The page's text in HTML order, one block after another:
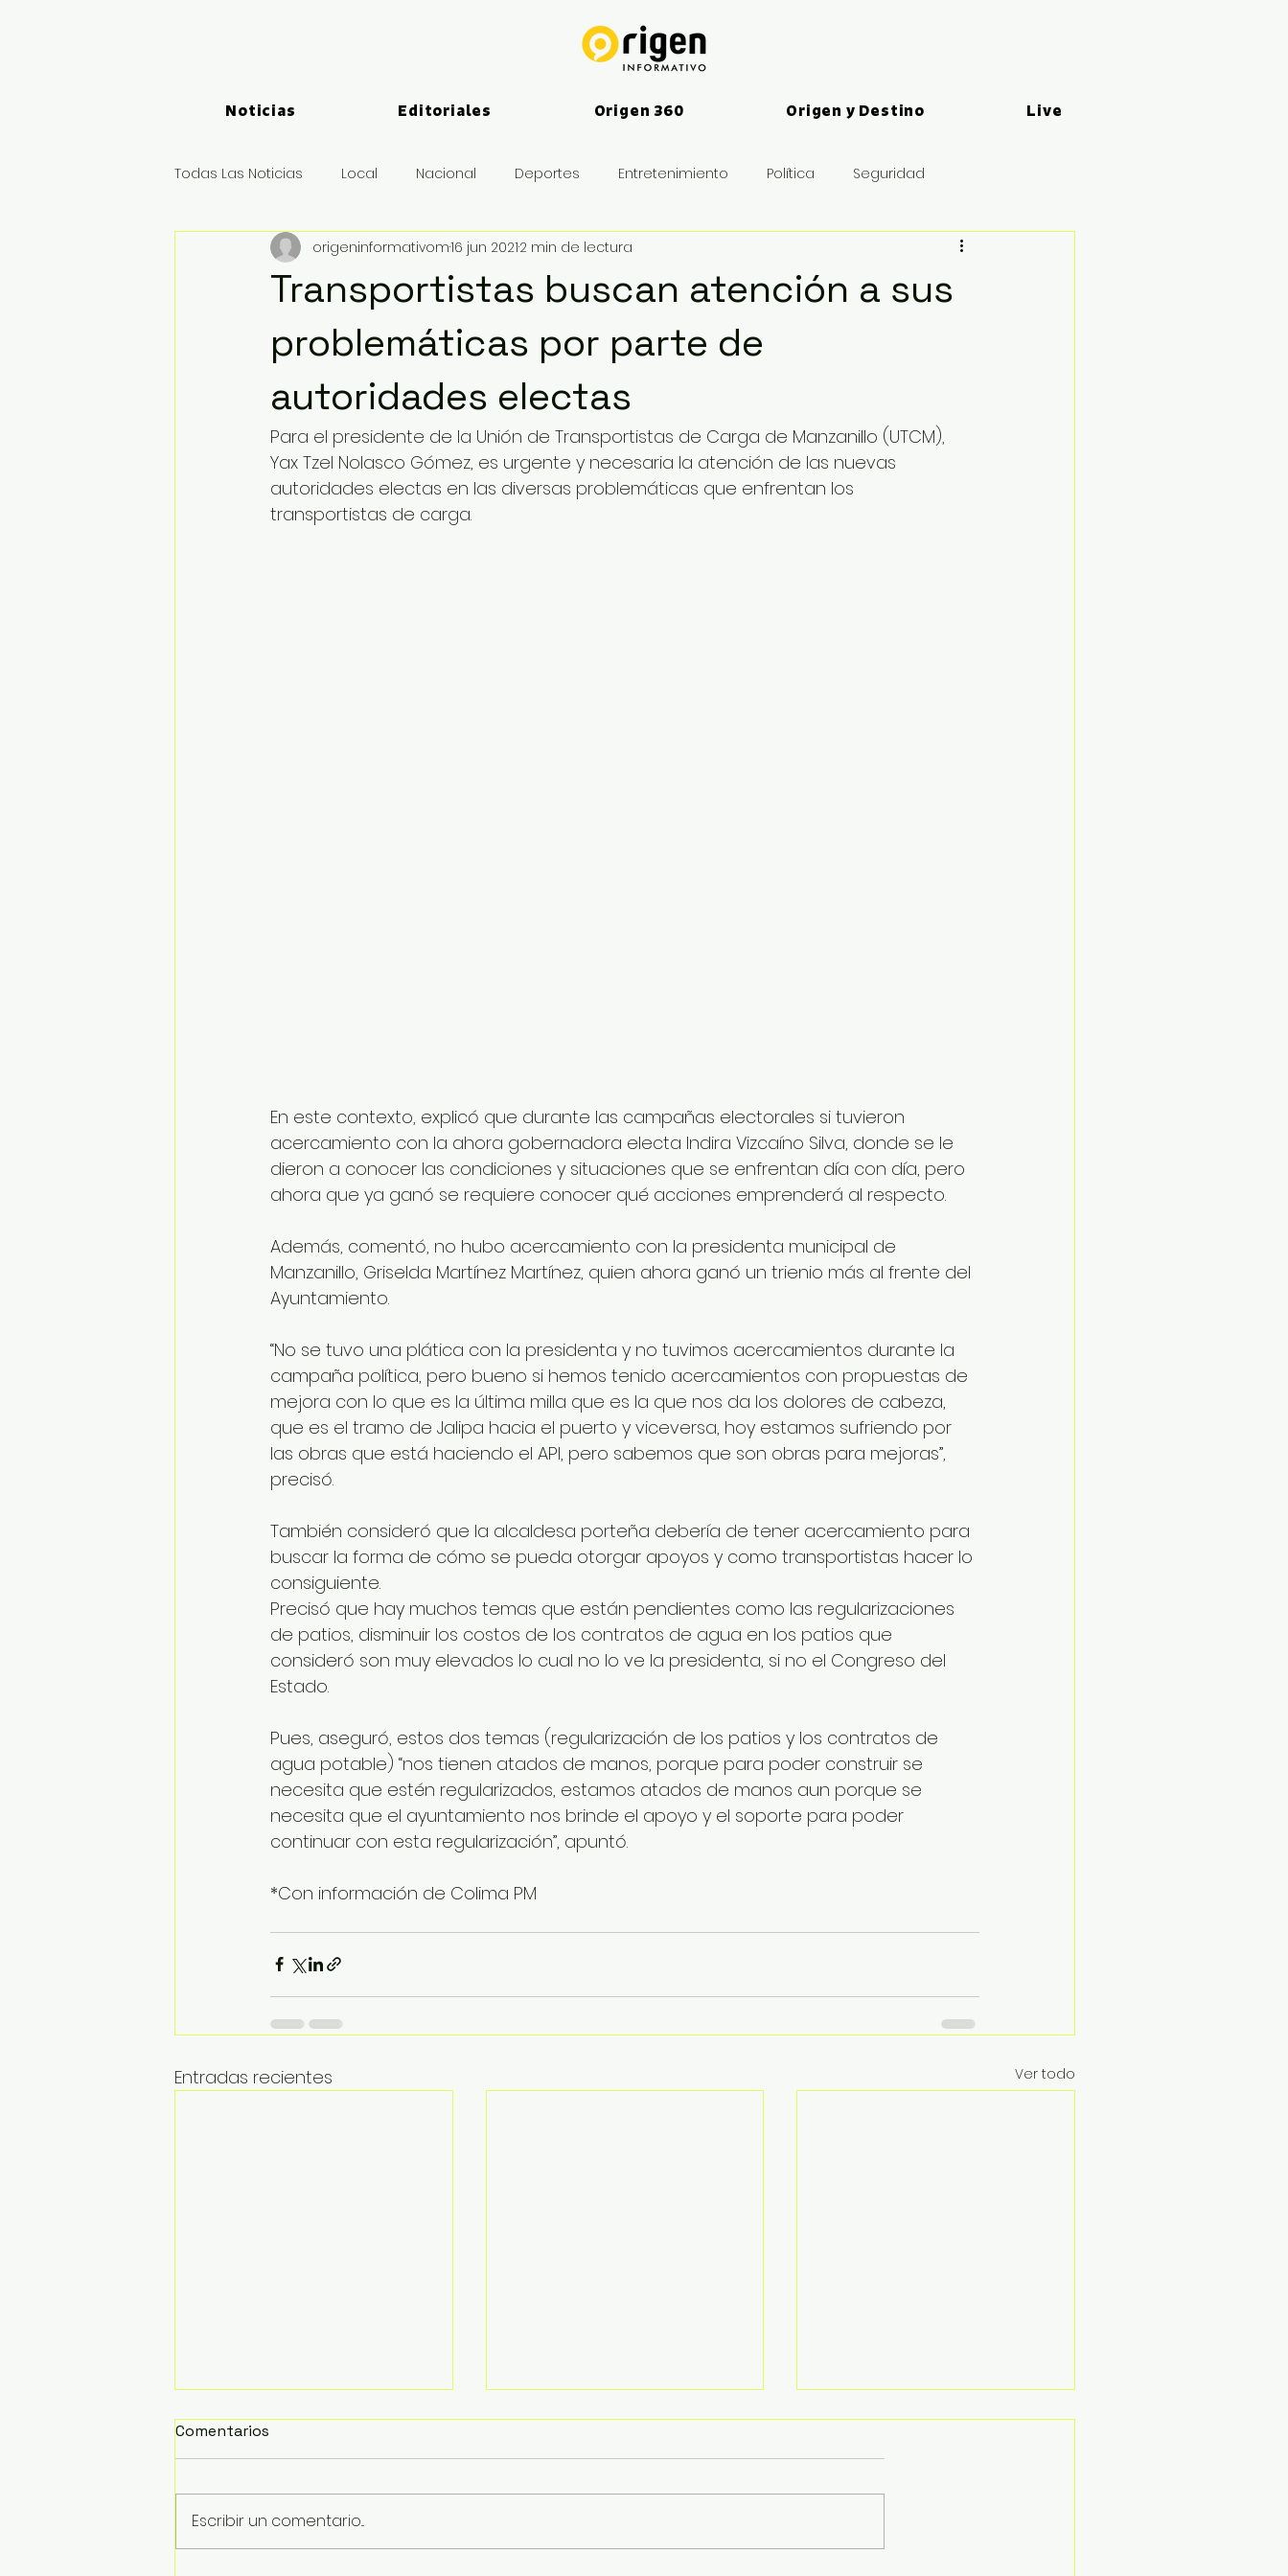
Noticias Editoriales Origen 360 Origen y Destino Live
Todas Las Noticias Local Nacional Deportes Entretenimiento Política Seguridad
Logística y Puertos Deportes
Transportistas buscan atención a sus
problemáticas por parte de
autoridades electas
origeninformativom16 jun 20212 min de lectura
Para el presidente de la Unión de Transportistas de Carga de Manzanillo (UTCM),
Yax Tzel Nolasco Gómez, es urgente y necesaria la atención de las nuevas
autoridades electas en las diversas problemáticas que enfrentan los
transportistas de carga.
En este contexto, explicó que durante las campañas electorales si tuvieron
acercamiento con la ahora gobernadora electa Indira Vizcaíno Silva, donde se le
dieron a conocer las condiciones y situaciones que se enfrentan día con día, pero
ahora que ya ganó se requiere conocer qué acciones emprenderá al respecto.
Además, comentó, no hubo acercamiento con la presidenta municipal de
Manzanillo, Griselda Martínez Martínez, quien ahora ganó un trienio más al frente del
Ayuntamiento.
“No se tuvo una plática con la presidenta y no tuvimos acercamientos durante la
campaña política, pero bueno si hemos tenido acercamientos con propuestas de
mejora con lo que es la última milla que es la que nos da los dolores de cabeza,
que es el tramo de Jalipa hacia el puerto y viceversa, hoy estamos sufriendo por
las obras que está haciendo el API, pero sabemos que son obras para mejoras”,
precisó.
También consideró que la alcaldesa porteña debería de tener acercamiento para
buscar la forma de cómo se pueda otorgar apoyos y como transportistas hacer lo
consiguiente.
Precisó que hay muchos temas que están pendientes como las regularizaciones
de patios, disminuir los costos de los contratos de agua en los patios que
consideró son muy elevados lo cual no lo ve la presidenta, si no el Congreso del
Estado.
Pues, aseguró, estos dos temas (regularización de los patios y los contratos de
agua potable) “nos tienen atados de manos, porque para poder construir se
necesita que estén regularizados, estamos atados de manos aun porque se
necesita que el ayuntamiento nos brinde el apoyo y el soporte para poder
continuar con esta regularización”, apuntó.
*Con información de Colima PM
Entradas recientes Ver todo
Comentarios
Escribir un comentario...